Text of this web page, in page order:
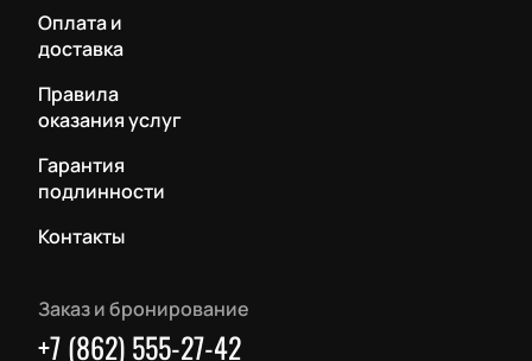
Оплата и
доставка
Правила
оказания услуг
Гарантия
подлинности
Контакты
Заказ и бронирование
+7 (862) 555-27-42